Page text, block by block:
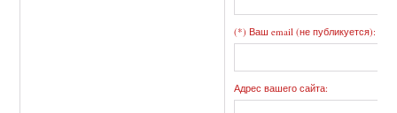
(*) Ваш email (не публикуется):
Адрес вашего сайта: